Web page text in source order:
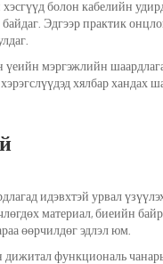
болон кабелийн
Эдгээр практик
үеийн мэргэжлийн
хялбар хандах
идэвхтэй урвал
материал, биеийн
өөрчилдөг эдлэл юм.
дижитал функциональ